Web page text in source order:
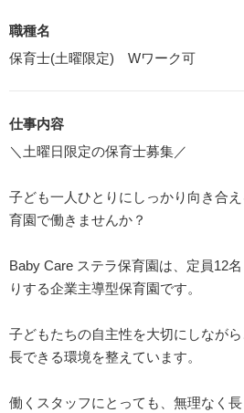
職種名
保育士(土曜限定) Wワーク可
仕事内容
＼土曜日限定の保育士募集／
子ども一人ひとりにしっかり向き合
育園で働きませんか？
Baby Care ステラ保育園は、定員12
りする企業主導型保育園です。
子どもたちの自主性を大切にしなが
長できる環境を整えています。
働くスタッフにとっても、無理なく